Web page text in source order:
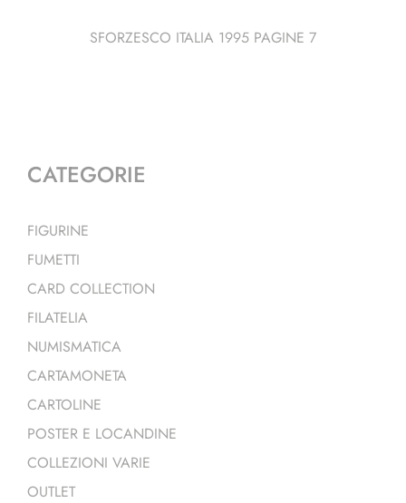
SFORZESCO ITALIA 1995 PAGINE 7
CATEGORIE
FIGURINE
FUMETTI
CARD COLLECTION
FILATELIA
NUMISMATICA
CARTAMONETA
CARTOLINE
POSTER E LOCANDINE
COLLEZIONI VARIE
OUTLET